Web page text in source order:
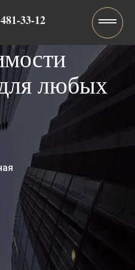
33-12‬‬
любых